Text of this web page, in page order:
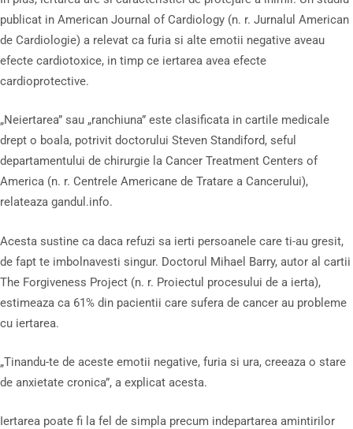
publicat in American Journal of Cardiology (n. r. Jurnalul American
de Cardiologie) a relevat ca furia si alte emotii negative aveau
efecte cardiotoxice, in timp ce iertarea avea efecte
cardioprotective.
„Neiertarea” sau „ranchiuna” este clasificata in cartile medicale
drept o boala, potrivit doctorului Steven Standiford, seful
departamentului de chirurgie la Cancer Treatment Centers of
America (n. r. Centrele Americane de Tratare a Cancerului),
relateaza gandul.info.
Acesta sustine ca daca refuzi sa ierti persoanele care ti-au gresit,
de fapt te imbolnavesti singur. Doctorul Mihael Barry, autor al cartii
The Forgiveness Project (n. r. Proiectul procesului de a ierta),
estimeaza ca 61% din pacientii care sufera de cancer au probleme
cu iertarea.
„Tinandu-te de aceste emotii negative, furia si ura, creeaza o stare
de anxietate cronica”, a explicat acesta.
Iertarea poate fi la fel de simpla precum indepartarea amintirilor